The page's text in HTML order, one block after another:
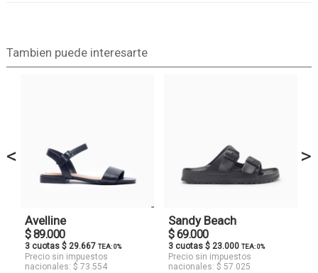
Tambien puede interesarte
<
Avelline
$ 89.000
3 cuotas $ 29.667 TEA: 0%
Precio sin impuestos
nacionales: $ 73.554
Sandy Beach
$ 69.000
3 cuotas $ 23.000 TEA: 0%
Precio sin impuestos
nacionales: $ 57.025
>